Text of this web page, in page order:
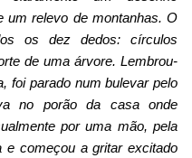
um relevo de montanhas. O
os dez dedos: círculos
de uma árvore. Lembrou-
foi parado num bulevar pelo
no porão da casa onde
por uma mão, pela
e começou a gritar excitado